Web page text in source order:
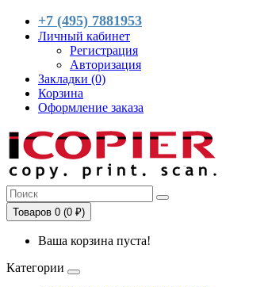
+7 (495) 7881953
Личный кабинет
Регистрация
Авторизация
Закладки (0)
Корзина
Оформление заказа
Товаров 0 (0 ₽)
Ваша корзина пуста!
Категории